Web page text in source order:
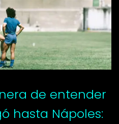
de entender
hasta Nápoles: